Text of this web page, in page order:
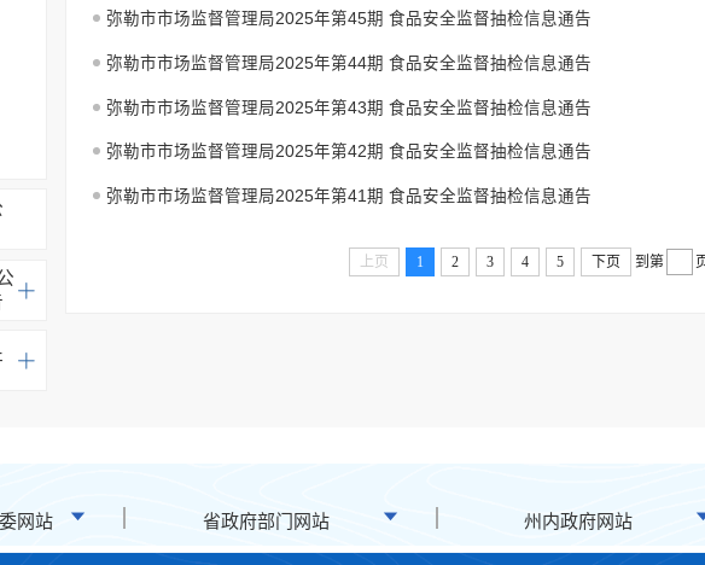
弥勒市市场监督管理局2025年第45期 食品安全监督抽检信息通告
弥勒市市场监督管理局2025年第44期 食品安全监督抽检信息通告
弥勒市市场监督管理局2025年第43期 食品安全监督抽检信息通告
弥勒市市场监督管理局2025年第42期 食品安全监督抽检信息通告
弥勒市市场监督管理局2025年第41期 食品安全监督抽检信息通告
上页 1 2 3 4 5 下页 到第
网站 省政府部门网站 州内政府网站